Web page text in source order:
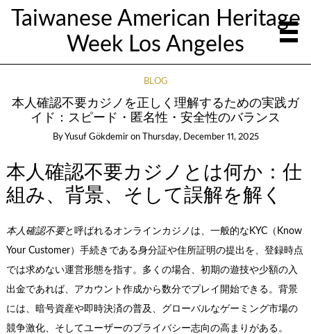
Taiwanese American Heritage
Week Los Angeles
BLOG
本人確認不要カジノを正しく理解するための実践ガ
イド：スピード・匿名性・安全性のバランス
By Yusuf Gökdemir on Thursday, December 11, 2025
本人確認不要カジノとは何か：仕
組み、背景、そして誤解を解く
本人確認不要と呼ばれるオンラインカジノは、一般的なKYC（Know
Your Customer）手続きである身分証や住所証明の提出を、登録時点
では求めない運営形態を指す。多くの場合、初期の遊技や少額の入
出金であれば、アカウント作成から数分でプレイ開始できる。背景
には、暗号資産や即時決済の普及、グローバルなゲーミング市場の
競争激化、そしてユーザーのプライバシー志向の高まりがある。